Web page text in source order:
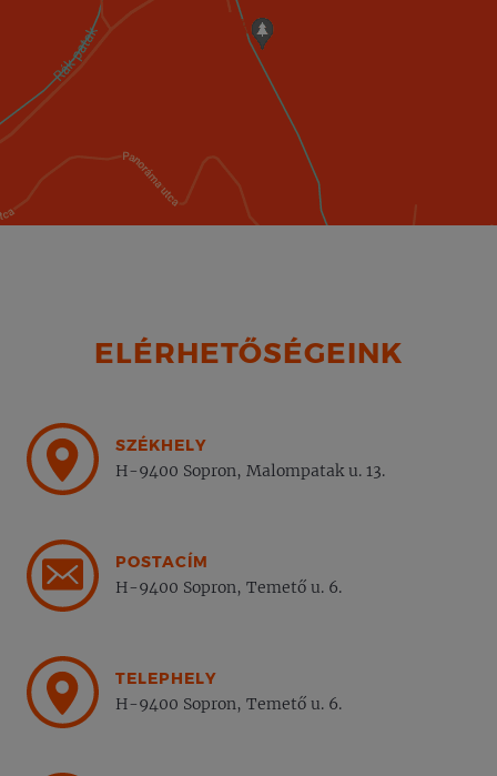
ELÉRHETŐSÉGEINK
SZÉKHELY
H-9400 Sopron, Malompatak u. 13.
POSTACÍM
H-9400 Sopron, Temető u. 6.
TELEPHELY
H-9400 Sopron, Temető u. 6.